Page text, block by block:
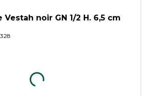
noir GN 1/2 H. 6,5 cm